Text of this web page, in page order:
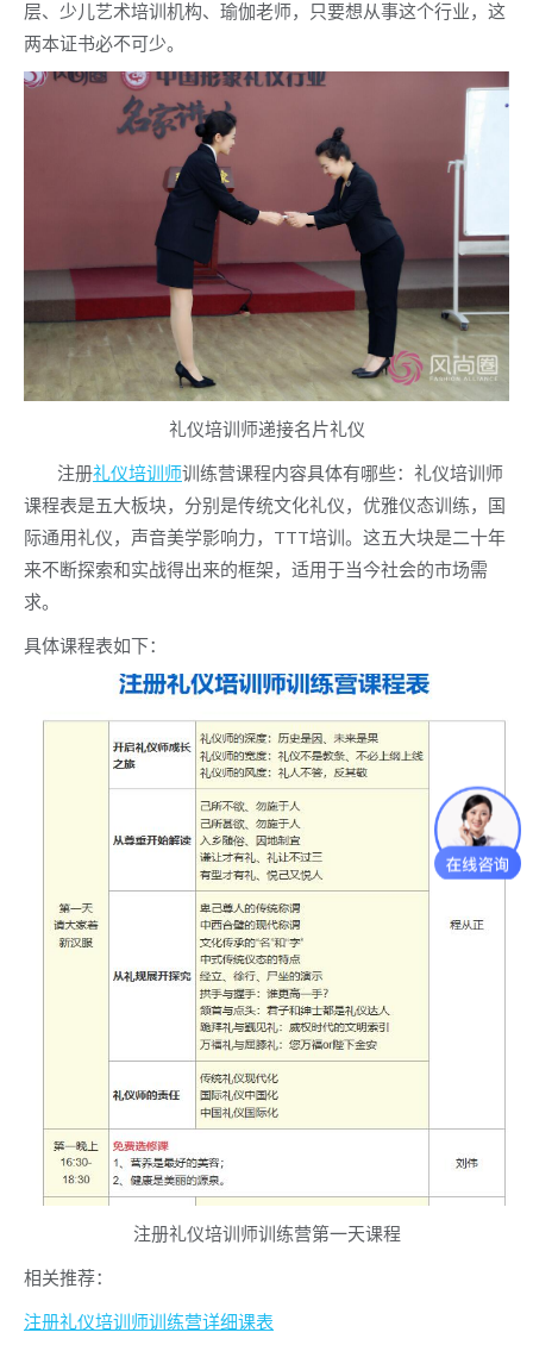
层、少儿艺术培训机构、瑜伽老师，只要想从事这个行业，这
两本证书必不可少。
礼仪培训师递接名片礼仪
注册礼仪培训师训练营课程内容具体有哪些：礼仪培训师
课程表是五大板块，分别是传统文化礼仪，优雅仪态训练，国
际通用礼仪，声音美学影响力，TTT培训。这五大块是二十年
来不断探索和实战得出来的框架，适用于当今社会的市场需
求。
具体课程表如下：
注册礼仪培训师训练营第一天课程
相关推荐：
注册礼仪培训师训练营详细课表